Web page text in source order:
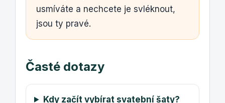
usmíváte a nechcete je svléknout,
jsou ty pravé.
Časté dotazy
Kdy začít vybírat svatební šaty?